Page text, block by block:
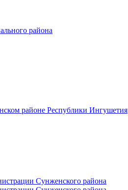
района
районе Республики Ингушетия
Сунженского района